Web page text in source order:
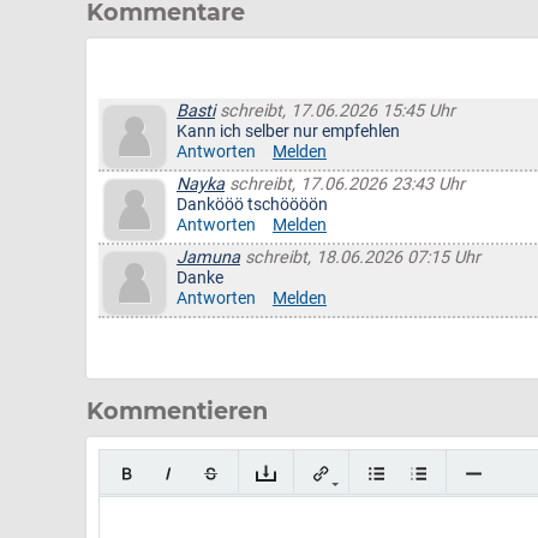
Kommentare
Bastischreibt, 17.06.2026 15:45 Uhr
Kann ich selber nur empfehlen
Antworten
Melden
Naykaschreibt, 17.06.2026 23:43 Uhr
Dankööö tschöööön
Antworten
Melden
Jamuna schreibt, 18.06.2026 07:15 Uhr
Danke
Antworten
Melden
Kommentieren